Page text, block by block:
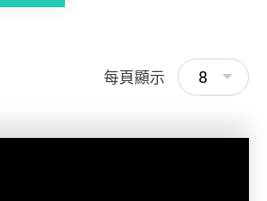
每頁顯示 8